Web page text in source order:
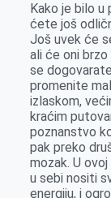
Kako je bilo
ćete još
Još uvek će
ali će oni
se
promenite
izlaskom,
kraćim
poznanstvo
pak preko
mozak. U
u sebi nositi
energiju, i